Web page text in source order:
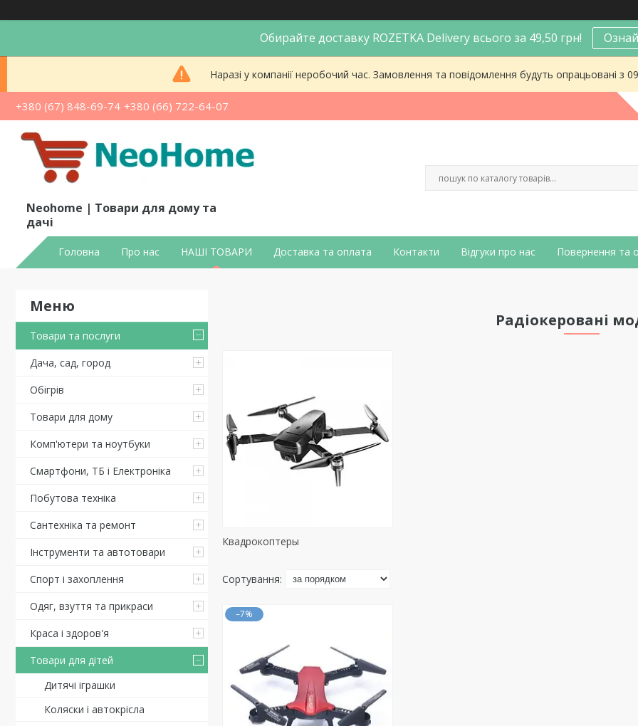
Обирайте доставку ROZETKA Delivery всього за 49,50 грн!
Наразі у компанії неробочий час. Замовлення та повідомлення будуть опрацьовані з
+380 (67) 848-69-74 +380 (66) 722-64-07
Neohome | Товари для дому та
дачі
Головна Про нас НАШІ ТОВАРИ Доставка та оплата Контакти Відгуки про нас Повернення та
Товари та послуги
Дача, сад, город
Обігрів
Товари для дому
Комп'ютери та ноутбуки
Смартфони, ТБ і Електроніка
Побутова техніка
Сантехніка та ремонт
Інструменти та автотовари
Спорт і захоплення
Одяг, взуття та прикраси
Краса і здоров'я
Товари для дітей
Дитячі іграшки
Коляски і автокрісла
Радіокеровані
Квадрокоптеры
–7%